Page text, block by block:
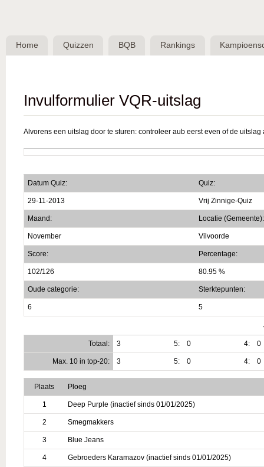
Belgische
QuizBond
Home Quizzen BQB Rankings
Invulformulier VQR-uitslag
Alvorens een uitslag door te sturen: controleer aub eerst even of de
Datum Quiz: Quiz:
29-11-2013 Vrij Zinnige-Quiz
Maand: Locatie (Gemeente):
November Vilvoorde
Score: Percentage:
102/126 80.95 %
Oude categorie: Sterktepunten:
6 5
Totaal:
3 5: 0 4: 0
Max. 10 in top-20: 3 5: 0 4: 0
Plaats Ploeg
1 Deep Purple (inactief sinds 01/01/2025)
2 Smegmakkers
3 Blue Jeans
4 Gebroeders Karamazov (inactief sinds 01/01/2025)